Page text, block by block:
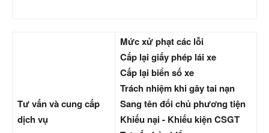
Tư vấn và cung cấp
dịch vụ
Mức xử phạt các lỗi
Cấp lại giấy phép lái xe
Cấp lại biển số xe
Trách nhiệm khi gây tai nạn
Sang tên đổi chủ phương tiện
Khiếu nại - Khiếu kiện CSGT